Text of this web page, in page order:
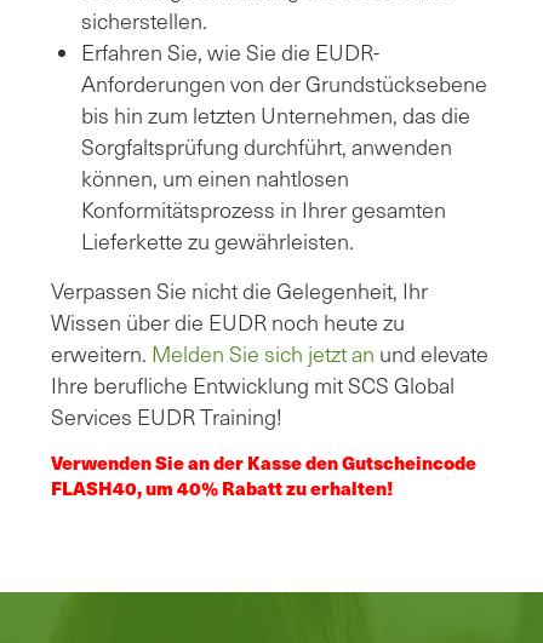
sicherstellen.
Erfahren Sie, wie Sie die EUDR-
Anforderungen von der Grundstücksebene
bis hin zum letzten Unternehmen, das die
Sorgfaltsprüfung durchführt, anwenden
können, um einen nahtlosen
Konformitätsprozess in Ihrer gesamten
Lieferkette zu gewährleisten.
Verpassen Sie nicht die Gelegenheit, Ihr
Wissen über die EUDR noch heute zu
erweitern. Melden Sie sich jetzt an und elevate
Ihre berufliche Entwicklung mit SCS Global
Services EUDR Training!
Verwenden Sie an der Kasse den Gutscheincode
FLASH40, um 40% Rabatt zu erhalten!